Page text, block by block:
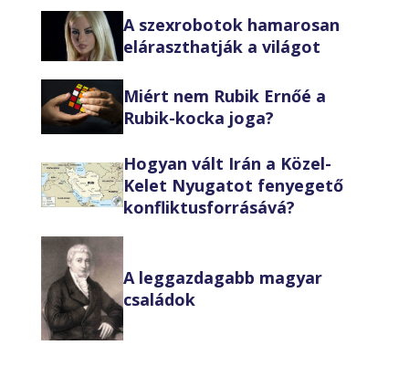
A szexrobotok hamarosan
eláraszthatják a világot
Miért nem Rubik Ernőé a
Rubik-kocka joga?
Hogyan vált Irán a Közel-
Kelet Nyugatot fenyegető
konfliktusforrásává?
A leggazdagabb magyar
családok